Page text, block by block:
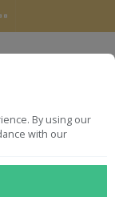
By using our
with our